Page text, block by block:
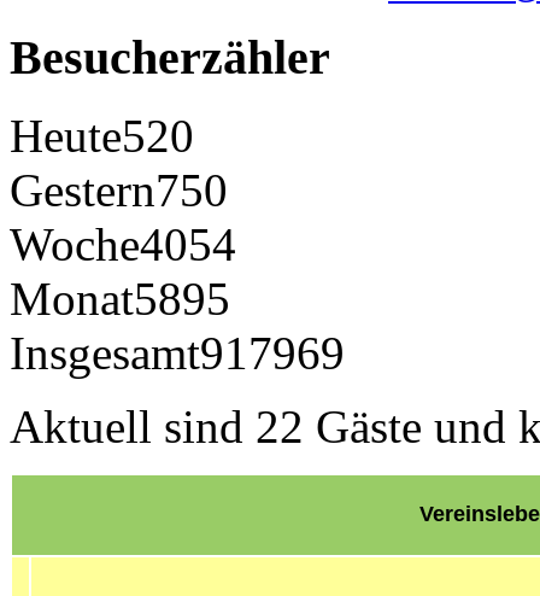
Besucherzähler
Heute520
Gestern750
Woche4054
Monat5895
Insgesamt917969
Aktuell sind 22 Gäste und